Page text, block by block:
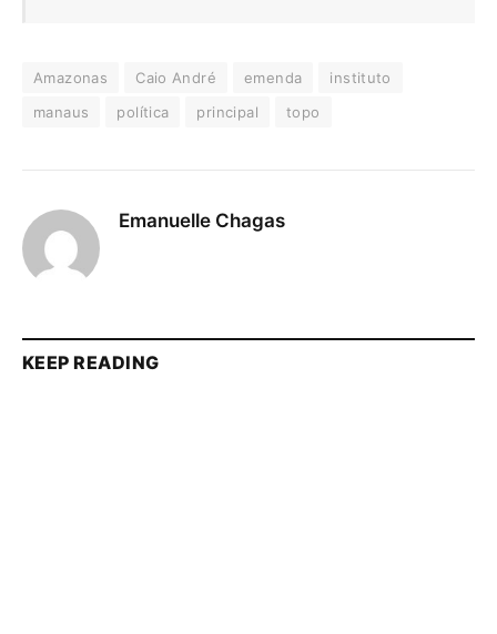
Amazonas Caio André emenda
instituto
manaus
política principal topo
Emanuelle Chagas
KEEP READING